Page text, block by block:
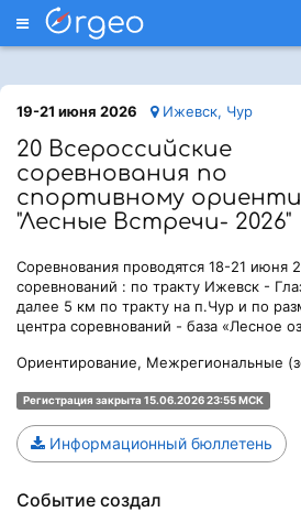
Меню
19-21 июня 2026 Ижевск, Чур
20 Всероссийские
соревнования по
спортивному
"Лесные Встречи- 2026"
Соревнования проводятся 18-21 июня
соревнований : по тракту Ижевск -
далее 5 км по тракту на п.Чур и по
центра соревнований - база «Лесное
Ориентирование, Межрегиональные
Регистрация закрыта 15.06.2026 23:55 МСК
Информационный бюллетень
Событие создал